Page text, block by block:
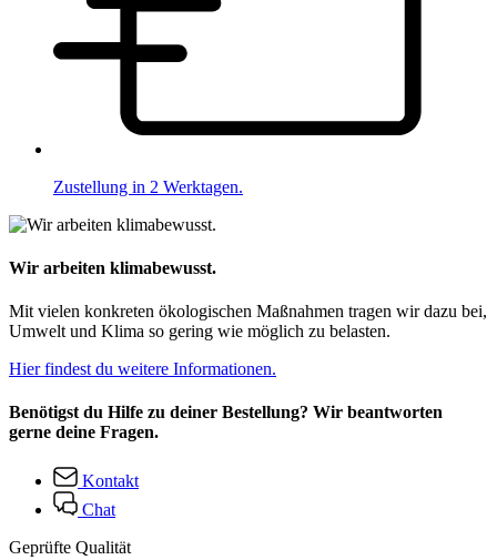
Zustellung in 2 Werktagen.
Wir arbeiten klimabewusst.
Mit vielen konkreten ökologischen Maßnahmen tragen wir dazu bei,
Umwelt und Klima so gering wie möglich zu belasten.
Hier findest du weitere Informationen.
Benötigst du Hilfe zu deiner Bestellung? Wir beantworten
gerne deine Fragen.
Kontakt
Chat
Geprüfte Qualität